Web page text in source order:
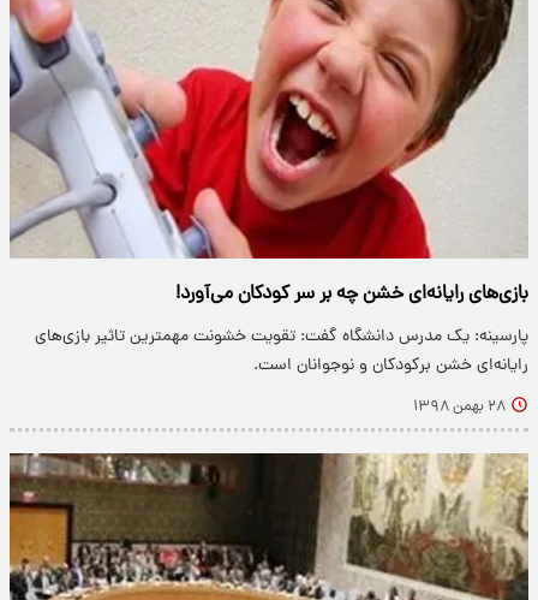
بازی‌های رایانه‌ای خشن چه بر سر کودکان می‌آورد!
پارسینه: یک مدرس دانشگاه گفت: تقویت خشونت مهمترین تاثیر بازی‌های
رایانه‌ای خشن برکودکان و نوجوانان است.
۲۸ بهمن ۱۳۹۸